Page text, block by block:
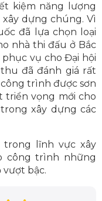
kiệm năng lượng
dựng chúng. Vì
đã lựa chọn loại
nhà thi đấu ở Bắc
vụ cho Đại hội
đã đánh giá rất
trình được sơn
triển vọng mới cho
xây dựng các
trong lĩnh vực xây
công trình những
bậc.